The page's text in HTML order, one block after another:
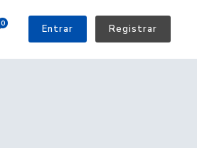
0Carrinho de Compras
Entrar Registrar